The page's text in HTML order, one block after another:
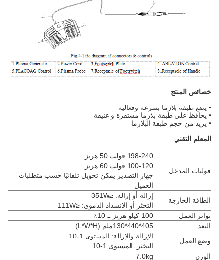
خصائص المنتج
• يضع طبقة بلازما بسرعة وفعالية
• يحافظ على طبقة بلازما مستقرة و عنيفة
• يزيد من حجم طبقة البلازما
المعلم التقني
فولتات المدخل
198-240 فولت 50 هرتز
100-120 فولت 60 هرتز
جهاز التصدير يمكن تحويل تلقائيًا حسب متطلبات
العميل
الطاقة الخارجة
إزالة أو إزالة: ≤351W
التخثر أو الانسداد الدموي: ≤111W
تواتر العمل
100 كيلو هرتز ± 10٪
البعد
405*440*130ملم (L*W*H)
وضع العمل
الإزالة والإزالة: المستوى 1-10
التخثر: المستوى 1-10
الوزن
7.0kg